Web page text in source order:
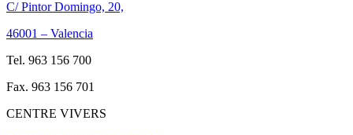
C/ Pintor Domingo, 20,
46001 – Valencia
Tel. 963 156 700
Fax. 963 156 701
CENTRE VIVERS